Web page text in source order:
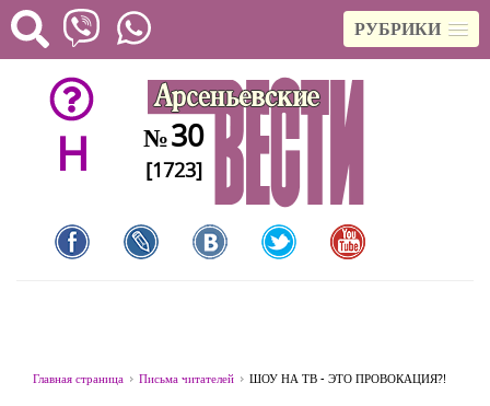
РУБРИКИ
H №30
[1723]
Главная страница Письма читателей ШОУ НА ТВ - ЭТО ПРОВОКАЦИЯ?!